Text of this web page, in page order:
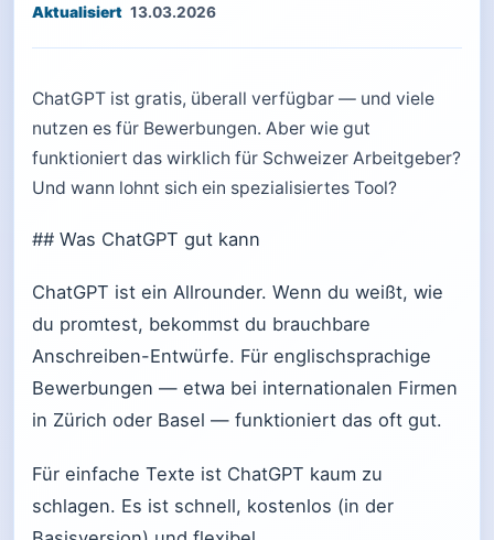
13.03.2026
ChatGPT ist gratis, überall verfügbar — und viele
nutzen es für Bewerbungen. Aber wie gut
funktioniert das wirklich für Schweizer Arbeitgeber?
Und wann lohnt sich ein spezialisiertes Tool?
## Was ChatGPT gut kann
ChatGPT ist ein Allrounder. Wenn du weißt, wie
du promtest, bekommst du brauchbare
Anschreiben-Entwürfe. Für englischsprachige
Bewerbungen — etwa bei internationalen Firmen
in Zürich oder Basel — funktioniert das oft gut.
Für einfache Texte ist ChatGPT kaum zu
schlagen. Es ist schnell, kostenlos (in der